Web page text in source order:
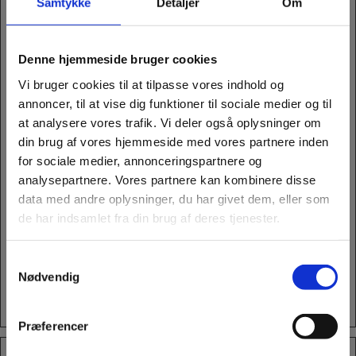
Denne hjemmeside bruger cookies
Vi bruger cookies til at tilpasse vores indhold og
annoncer, til at vise dig funktioner til sociale medier og til
at analysere vores trafik. Vi deler også oplysninger om
din brug af vores hjemmeside med vores partnere inden
for sociale medier, annonceringspartnere og
analysepartnere. Vores partnere kan kombinere disse
data med andre oplysninger, du har givet dem, eller som
de har indsamlet fra din brug af deres tjenester.
Nødvendig
Præferencer
tilføjet til
indkøbskurven, hvilket
mulighed for at
produkter.
recently_vie
wed_produc
t_previous
www.bio-
dk.dk
Registrerer hvilke
produkter den
besøgende har klikket
på. Dette benyttes til
optimering af
brugeroplevelsen på
hjemmesiden.
1 dag
wp_custom
www.bio-
Registrerer data om
den besøgendes
navigation på sitet.